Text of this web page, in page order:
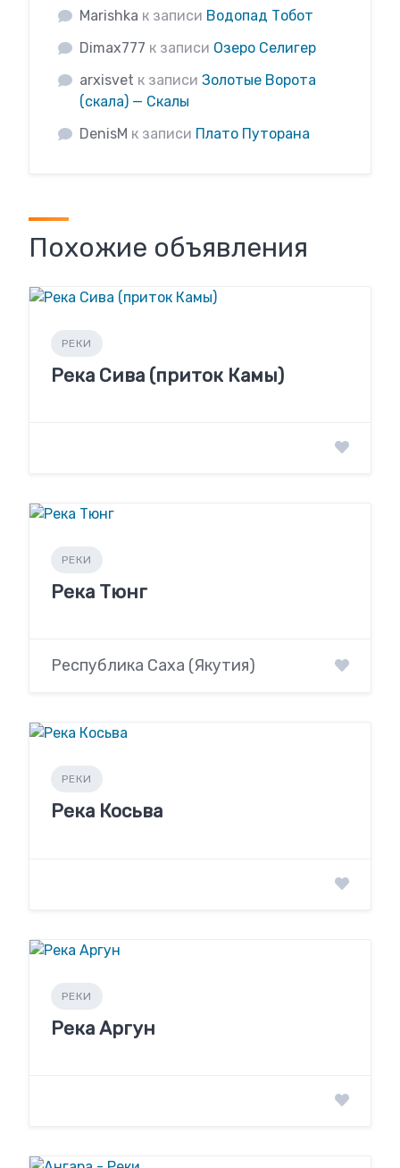
Marishka к записи Водопад Тобот
Dimax777 к записи Озеро Селигер
arxisvet к записи Золотые Ворота
(скала) — Скалы
DenisM к записи Плато Путорана
Похожие объявления
РЕКИ
Река Сива (приток Камы)
РЕКИ
Река Тюнг
Республика Саха (Якутия)
РЕКИ
Река Косьва
РЕКИ
Река Аргун